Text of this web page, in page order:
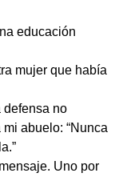
educación
mujer que había
defensa no
abuelo: “Nunca
Uno por